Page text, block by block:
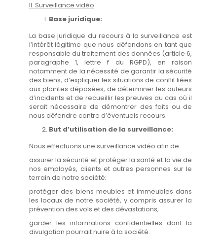
II. Surveillance vidéo
Base juridique:
La base juridique du recours à la surveillance est
l’intérêt légitime que nous défendons en tant que
responsable du traitement des données (article 6,
paragraphe 1, lettre f du RGPD), en raison
notamment de la nécessité de garantir la sécurité
des biens, d’expliquer les situations de conflit liées
aux plaintes déposées, de déterminer les auteurs
d’incidents et de recueillir les preuves au cas où il
serait nécessaire de démontrer des faits ou de
nous défendre contre d’éventuels recours.
But d’utilisation de la surveillance:
Nous effectuons une surveillance vidéo afin de:
assurer la sécurité et protéger la santé et la vie de
nos employés, clients et autres personnes sur le
terrain de notre société;
protéger des biens meubles et immeubles dans
les locaux de notre société, y compris assurer la
prévention des vols et des dévastations;
garder les informations confidentielles dont la
divulgation pourrait nuire à la société.